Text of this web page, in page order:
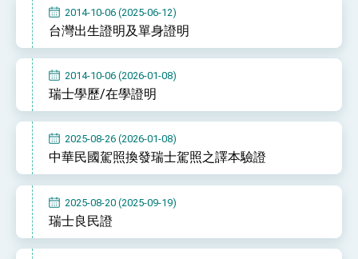
領 下一個世代的繁榮
外交部長林佳龍接受印尼「時代雜誌」專訪，闡
述印太安全局勢，籲深化台印尼半導體供應鏈合
作
外交部長林佳龍午宴歡迎美國聯邦參議員蓋耶哥
外交部長林佳龍接見美國智庫「德國馬歇爾基金
會」訪問團一行，深化跨大西洋戰略夥伴關係
卓揆：臺美關稅談判階段性結果有助臺灣取得有
利戰略地位 全力支持「臺美對等貿易協定」簽署
外交部長林佳龍主持第35次「參與亞太經濟合作
策略小組」跨部會會議
2014-10-06 (2025-06-12)
台灣出生證明及單身證明
2014-10-06 (2026-01-08)
瑞士學歷/在學證明
2025-08-26 (2026-01-08)
中華民國駕照換發瑞士駕照之譯本驗證
2025-08-20 (2025-09-19)
瑞士良民證